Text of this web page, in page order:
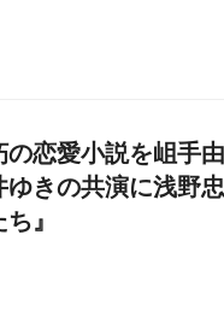
の恋愛小説を岨手
きの共演に浅野
』